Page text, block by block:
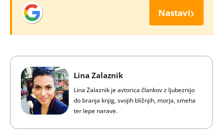
Nastavi›
Lina Zalaznik
Lina Zalaznik je avtorica člankov z ljubeznijo
do branja knjig, svojih bližnjih, morja, smeha
ter lepe narave.